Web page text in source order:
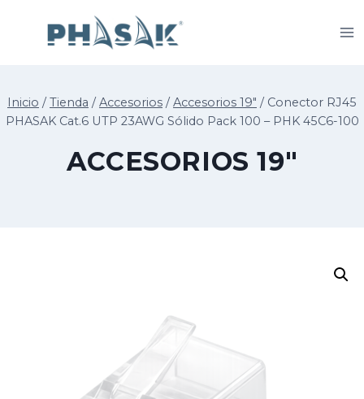
Inicio / Tienda / Accesorios / Accesorios 19" / Conector RJ45
PHASAK Cat.6 UTP 23AWG Sólido Pack 100 – PHK 45C6-100
ACCESORIOS 19"